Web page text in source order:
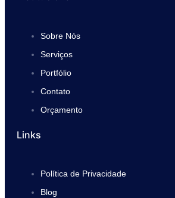
Sobre Nós
Serviços
Portfólio
Contato
Orçamento
Links
Política de Privacidade
Blog